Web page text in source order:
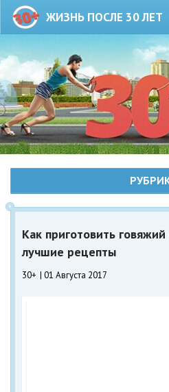
ЖИЗНЬ ПОСЛЕ 30 ЛЕТ
Как приготовить
лучшие рецепты
30+ 01 Августа 2017